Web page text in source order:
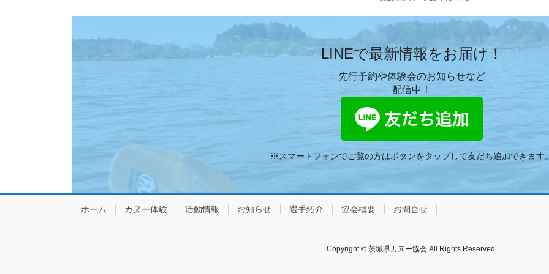
り
LINEで最新情報をお届け！
先行予約や体験会のお知らせなど
配信中！
※スマートフォンでご覧の方はボタンをタップして友だち追加できます
ホーム カヌー体験 活動情報 お知らせ 選手紹介 協会概要 お問合せ
Copyright © 茨城県カヌー協会 All Rights Reserved.